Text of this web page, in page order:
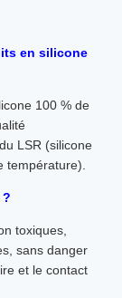
en silicone
100 % de
LSR (silicone
température).
toxiques,
sans danger
et le contact